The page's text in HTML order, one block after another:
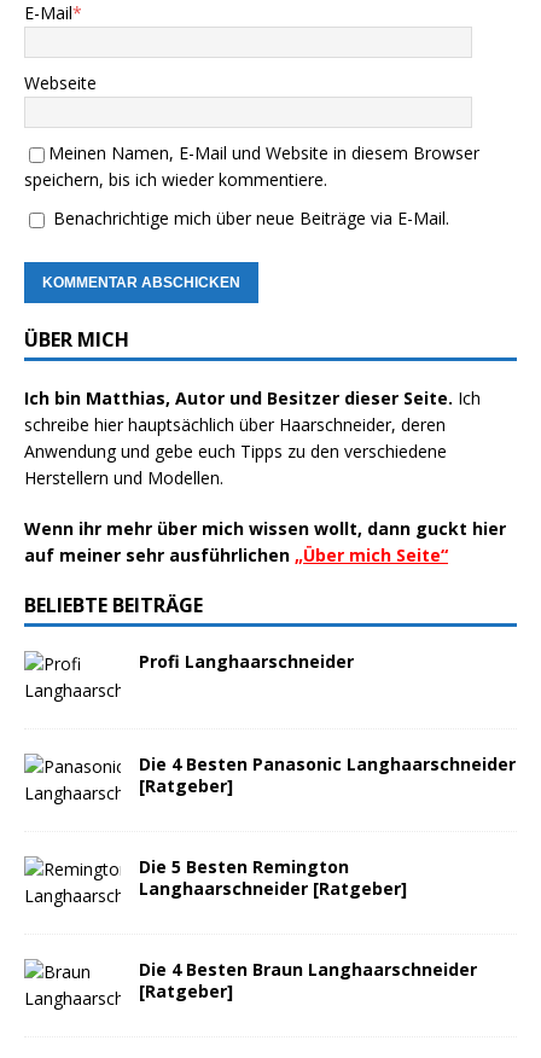
E-Mail*
Webseite
Meinen Namen, E-Mail und Website in diesem Browser
speichern, bis ich wieder kommentiere.
Benachrichtige mich über neue Beiträge via E-Mail.
ÜBER MICH
Ich bin Matthias, Autor und Besitzer dieser Seite. Ich
schreibe hier hauptsächlich über Haarschneider, deren
Anwendung und gebe euch Tipps zu den verschiedene
Herstellern und Modellen.
Wenn ihr mehr über mich wissen wollt, dann guckt hier
auf meiner sehr ausführlichen „Über mich Seite“
BELIEBTE BEITRÄGE
Profi Langhaarschneider
Die 4 Besten Panasonic Langhaarschneider
[Ratgeber]
Die 5 Besten Remington
Langhaarschneider [Ratgeber]
Die 4 Besten Braun Langhaarschneider
[Ratgeber]